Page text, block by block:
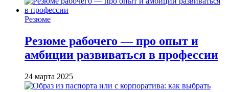
Резюме
Резюме рабочего — про опыт и
амбиции развиваться в профессии
24 марта 2025